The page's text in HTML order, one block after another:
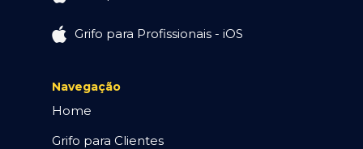
Grifo para Profissionais - iOS
Navegação
Home
Grifo para Clientes